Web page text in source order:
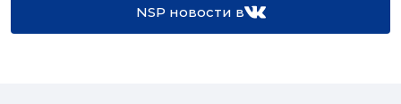
NSP новости в